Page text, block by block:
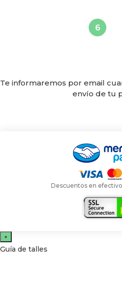
Te informaremos por email
envío de tu
Descuentos en
×
Guía de talles